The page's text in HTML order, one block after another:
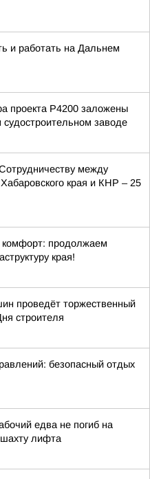
и работать на Дальнем
проекта Р4200 заложены
судостроительном заводе
между
края и КНР – 25
комфорт: продолжаем
края!
проведёт торжественный
строителя
безопасный отдых
едва не погиб на
шахту лифта